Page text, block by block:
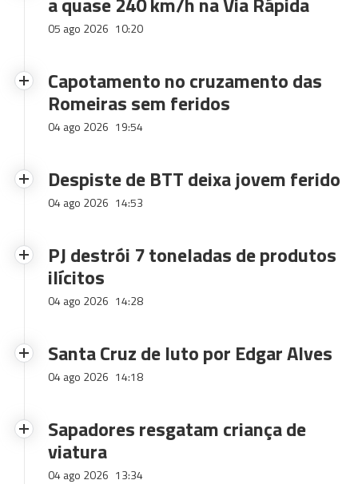
05 ago 2026 10:20
Capotamento no cruzamento das
Romeiras sem feridos
04 ago 2026 19:54
Despiste de BTT deixa jovem ferido
04 ago 2026 14:53
PJ destrói 7 toneladas de produtos
ilícitos
04 ago 2026 14:28
Santa Cruz de luto por Edgar Alves
04 ago 2026 14:18
Sapadores resgatam criança de
viatura
04 ago 2026 13:34